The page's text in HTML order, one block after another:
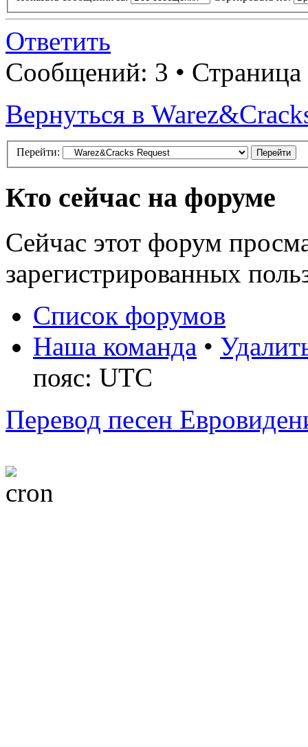
Ответить
Сообщений: 3 • Страница
Вернуться в
Перейти:
Кто сейчас на форуме
Сейчас этот форум
зарегистрированных
Список форумов
Наша команда •
пояс: UTC
Перевод песен